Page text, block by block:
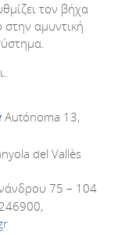
τον βήχα
στην αμυντική
Autónoma 13,
del Vallès
75 – 104